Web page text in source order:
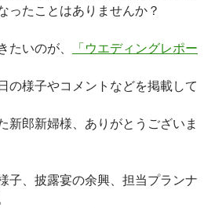
ったことはありませんか？
たいのが、
「ウエディングレポー
の様子やコメントなどを掲載して
新郎新婦様、ありがとうございま
子、披露宴の余興、担当プランナ